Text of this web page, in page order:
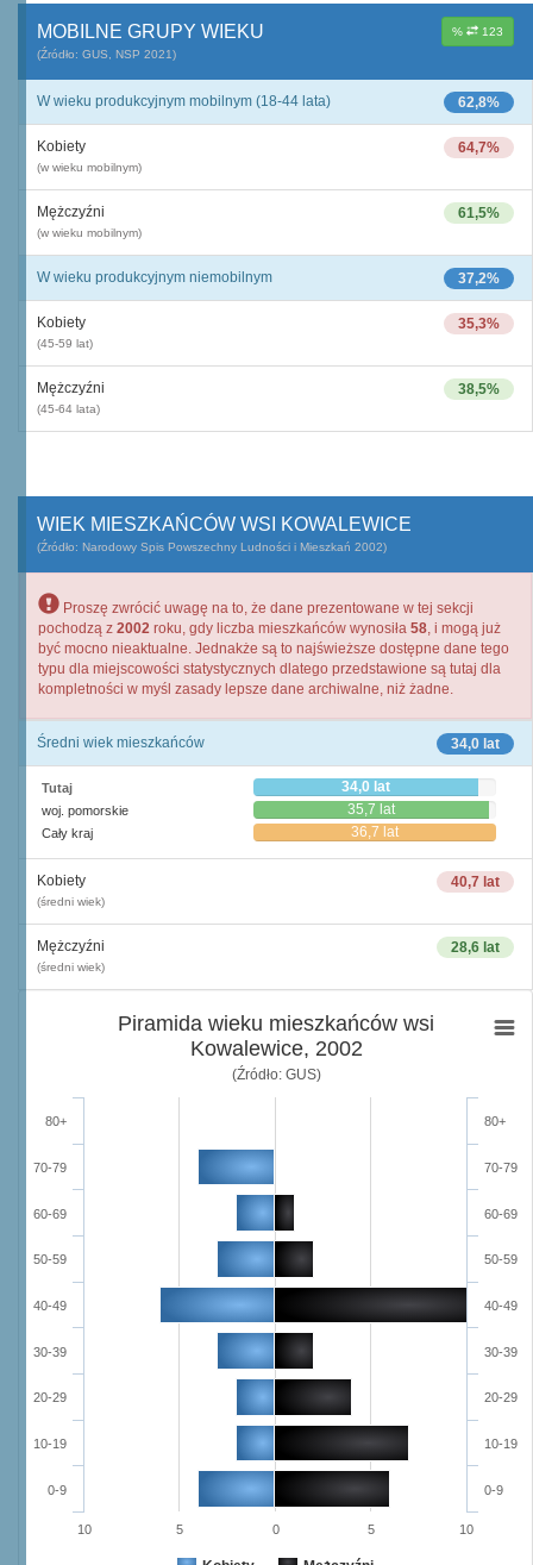
% 123
MOBILNE GRUPY WIEKU
(Źródło: GUS, NSP 2021)
62,8%
W wieku produkcyjnym mobilnym (18-44 lata)
64,7%
Kobiety
(w wieku mobilnym)
61,5%
Mężczyźni
(w wieku mobilnym)
37,2%
W wieku produkcyjnym niemobilnym
35,3%
Kobiety
(45-59 lat)
38,5%
Mężczyźni
(45-64 lata)
WIEK MIESZKAŃCÓW WSI KOWALEWICE
(Źródło: Narodowy Spis Powszechny Ludności i Mieszkań 2002)
Proszę zwrócić uwagę na to, że dane prezentowane w tej sekcji
pochodzą z 2002 roku, gdy liczba mieszkańców wynosiła 58, i mogą już
być mocno nieaktualne. Jednakże są to najświeższe dostępne dane tego
typu dla miejscowości statystycznych dlatego przedstawione są tutaj dla
kompletności w myśl zasady lepsze dane archiwalne, niż żadne.
34,0 lat
Średni wiek mieszkańców
Tutaj 34,0 lat
woj. pomorskie 35,7 lat
Cały kraj 36,7 lat
40,7 lat
Kobiety
(średni wiek)
28,6 lat
Mężczyźni
(średni wiek)
Piramida wieku mieszkańców wsi
Kowalewice, 2002
(Źródło: GUS)
0-9
10-19
20-29
30-39
40-49
50-59
60-69
70-79
80+
0-9
10-19
20-29
30-39
40-49
50-59
60-69
70-79
80+
10 5 0 5 10